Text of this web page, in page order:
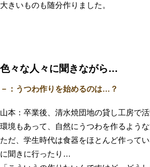
大きいものも随分作りました。
色々な人々に聞きながら…
－：うつわ作りを始めるのは…？
山本：卒業後、清水焼団地の貸し工房で
環境もあって、自然にうつわを作るよう
ただ、学生時代は食器をほとんど作って
に聞きに行ったり…